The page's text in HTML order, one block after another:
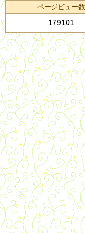
ページビュー数
179101